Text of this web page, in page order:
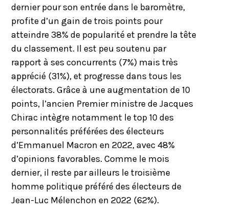
dernier pour son entrée dans le baromètre,
profite d’un gain de trois points pour
atteindre 38% de popularité et prendre la tête
du classement. Il est peu soutenu par
rapport à ses concurrents (7%) mais très
apprécié (31%), et progresse dans tous les
électorats. Grâce à une augmentation de 10
points, l’ancien Premier ministre de Jacques
Chirac intègre notamment le top 10 des
personnalités préférées des électeurs
d’Emmanuel Macron en 2022, avec 48%
d’opinions favorables. Comme le mois
dernier, il reste par ailleurs le troisième
homme politique préféré des électeurs de
Jean-Luc Mélenchon en 2022 (62%).